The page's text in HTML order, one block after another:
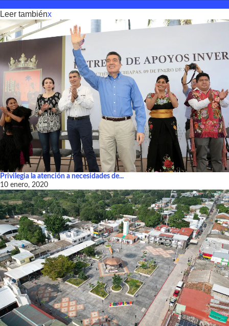
Leer tambiénx
Privilegia la atención a necesidades de...
10 enero, 2020